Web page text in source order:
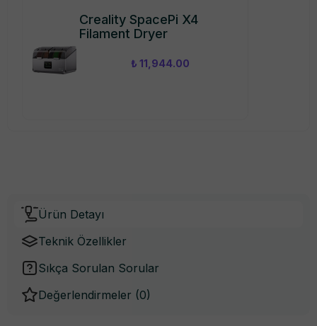
Creality SpacePi X4
Filament Dryer
₺ 11,944.00
Ürün Detayı
Teknik Özellikler
Sıkça Sorulan Sorular
Değerlendirmeler (0)